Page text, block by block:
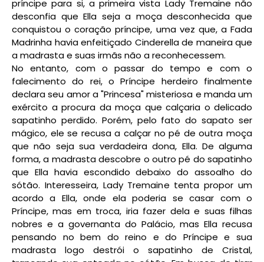
príncipe para si, a primeira vista Lady Tremaine não
desconfia que Ella seja a moça desconhecida que
conquistou o coração príncipe, uma vez que, a Fada
Madrinha havia enfeitiçado Cinderella de maneira que
a madrasta e suas irmãs não a reconhecessem.
No entanto, com o passar do tempo e com o
falecimento do rei, o Príncipe herdeiro finalmente
declara seu amor a "Princesa" misteriosa e manda um
exército a procura da moça que calçaria o delicado
sapatinho perdido. Porém, pelo fato do sapato ser
mágico, ele se recusa a calçar no pé de outra moça
que não seja sua verdadeira dona, Ella. De alguma
forma, a madrasta descobre o outro pé do sapatinho
que Ella havia escondido debaixo do assoalho do
sótão. Interesseira, Lady Tremaine tenta propor um
acordo a Ella, onde ela poderia se casar com o
Príncipe, mas em troca, iria fazer dela e suas filhas
nobres e a governanta do Palácio, mas Ella recusa
pensando no bem do reino e do Príncipe e sua
madrasta logo destrói o sapatinho de Cristal,